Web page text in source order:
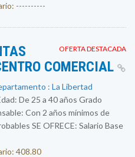
----------
OFERTA DESTACADA
COMERCIAL
: La Libertad
De 25 a 40 años Grado
Con 2 años mínimos de
SE OFRECE: Salario Base
408.80